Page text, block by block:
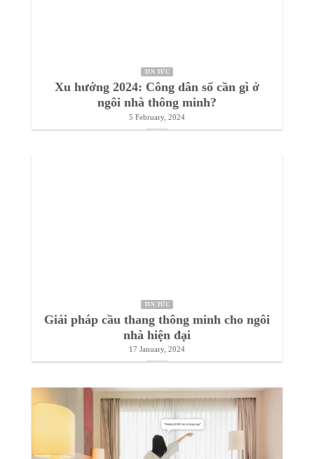
TIN TỨC
Xu hướng 2024: Công dân số cần gì ở
ngôi nhà thông minh?
5 February, 2024
TIN TỨC
Giải pháp cầu thang thông minh cho ngôi
nhà hiện đại
17 January, 2024